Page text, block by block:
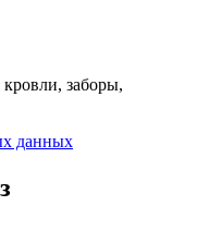
заборы,
данных